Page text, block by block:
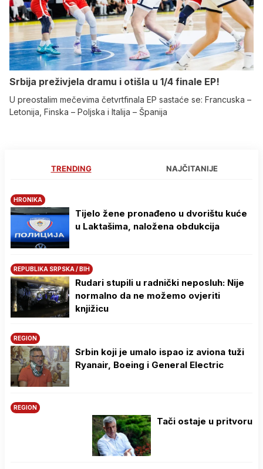
Srbija preživjela dramu i otišla u 1/4 finale EP!
U preostalim mečevima četvrtfinala EP sastaće se: Francuska –
Letonija, Finska – Poljska i Italija – Španija
TRENDING NAJČITANIJE
HRONIKA
Tijelo žene pronađeno u dvorištu kuće
u Laktašima, naložena obdukcija
REPUBLIKA SRPSKA / BIH
Rudari stupili u radnički neposluh: Nije
normalno da ne možemo ovjeriti
knjižicu
REGION
Srbin koji je umalo ispao iz aviona tuži
Ryanair, Boeing i General Electric
REGION
Tači ostaje u pritvoru